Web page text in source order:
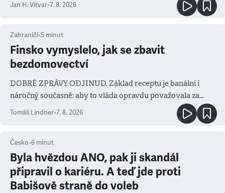
Jan H. Vitvar•7. 8. 2026
Zahraničí•5 minut
Finsko vymyslelo, jak se zbavit
bezdomovectví
DOBRÉ ZPRÁVY ODJINUD. Základ receptu je banální i
náročný současně: aby to vláda opravdu považovala za
Tomáš Lindner•7. 8. 2026
Česko•6 minut
Byla hvězdou ANO, pak ji skandál
připravil o kariéru. A teď jde proti
Babišově straně do voleb